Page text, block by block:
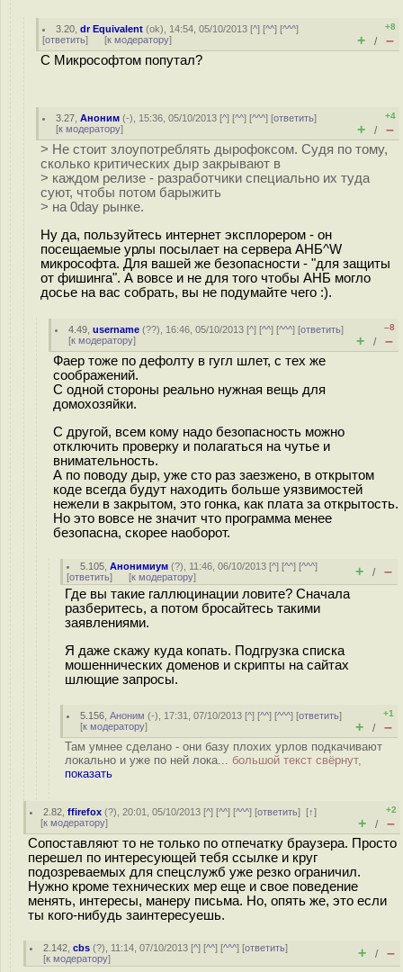
3.20 ,dr Equivalent (ok), 14:54, 05/10/2013 [^] [^^] [^^^]
[ответить] [к модератору]
+8
+ / –
С Микрософтом попутал?
3.27 ,Аноним (-), 15:36, 05/10/2013 [^] [^^] [^^^] [ответить]
[к модератору]
+4
+ / –
> Не стоит злоупотреблять дырофоксом. Судя по тому,
сколько критических дыр закрывают в
> каждом релизе - разработчики специально их туда
суют, чтобы потом барыжить
> на 0day рынке.
Ну да, пользуйтесь интернет эксплорером - он
посещаемые урлы посылает на сервера АНБ^W
микрософта. Для вашей же безопасности - "для защиты
от фишинга". А вовсе и не для того чтобы АНБ могло
досье на вас собрать, вы не подумайте чего :).
4.49 ,username (??), 16:46, 05/10/2013 [^] [^^] [^^^] [ответить]
[к модератору]
–8
+ / –
Фаер тоже по дефолту в гугл шлет, с тех же
соображений.
С одной стороны реально нужная вещь для
домохозяйки.
С другой, всем кому надо безопасность можно
отключить проверку и полагаться на чутье и
внимательность.
А по поводу дыр, уже сто раз заезжено, в открытом
коде всегда будут находить больше уязвимостей
нежели в закрытом, это гонка, как плата за открытость.
Но это вовсе не значит что программа менее
безопасна, скорее наоборот.
5.105 ,Анонимиум (?), 11:46, 06/10/2013 [^] [^^] [^^^]
[ответить] [к модератору] + / –
Где вы такие галлюцинации ловите? Сначала
разберитесь, а потом бросайтесь такими
заявлениями.
Я даже скажу куда копать. Подгрузка списка
мошеннических доменов и скрипты на сайтах
шлющие запросы.
5.156 ,Аноним (-), 17:31, 07/10/2013 [^] [^^] [^^^] [ответить]
[к модератору]
+1
+ / –
Там умнее сделано - они базу плохих урлов подкачивают
локально и уже по ней лока... большой текст свёрнут,
показать
2.82 ,ffirefox (?), 20:01, 05/10/2013 [^] [^^] [^^^] [ответить][↑]
[к модератору]
+2
+ / –
Сопоставляют то не только по отпечатку браузера. Просто
перешел по интересующей тебя ссылке и круг
подозреваемых для спецслужб уже резко ограничил.
Нужно кроме технических мер еще и свое поведение
менять, интересы, манеру письма. Но, опять же, это если
ты кого-нибудь заинтересуешь.
2.142 ,cbs (?), 11:14, 07/10/2013 [^] [^^] [^^^] [ответить]
[к модератору] + / –